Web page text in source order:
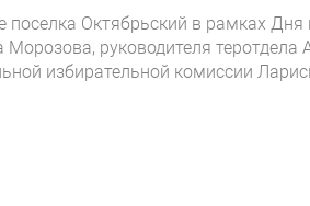
поселка Октябрьский в рамках
Морозова, руководителя теротдела
избирательной комиссии